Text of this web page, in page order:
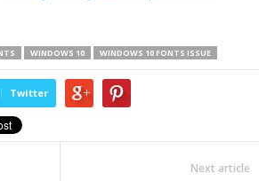
WINDOWS 10 WINDOWS 10 FONTS ISSUE
Twitter
Next article